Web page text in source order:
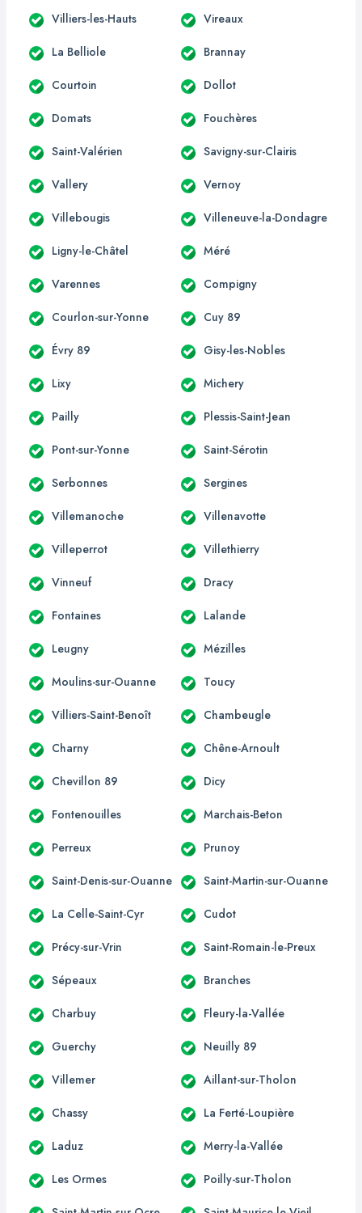
Villiers-les-Hauts Vireaux
La Belliole Brannay
Courtoin Dollot
Domats Fouchères
Saint-Valérien Savigny-sur-Clairis
Vallery Vernoy
Villebougis Villeneuve-la-Dondagre
Ligny-le-Châtel Méré
Varennes Compigny
Courlon-sur-Yonne Cuy 89
Évry 89 Gisy-les-Nobles
Lixy Michery
Pailly Plessis-Saint-Jean
Pont-sur-Yonne Saint-Sérotin
Serbonnes Sergines
Villemanoche Villenavotte
Villeperrot Villethierry
Vinneuf Dracy
Fontaines Lalande
Leugny Mézilles
Moulins-sur-Ouanne Toucy
Villiers-Saint-Benoît Chambeugle
Charny Chêne-Arnoult
Chevillon 89 Dicy
Fontenouilles Marchais-Beton
Perreux Prunoy
Saint-Denis-sur-Ouanne Saint-Martin-sur-Ouanne
La Celle-Saint-Cyr Cudot
Précy-sur-Vrin Saint-Romain-le-Preux
Sépeaux Branches
Charbuy Fleury-la-Vallée
Guerchy Neuilly 89
Villemer Aillant-sur-Tholon
Chassy La Ferté-Loupière
Laduz Merry-la-Vallée
Les Ormes Poilly-sur-Tholon